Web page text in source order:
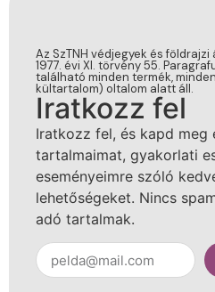
Az SzTNH védjegyek és
1977. évi XI. törvény 55.
található minden termék,
kültartalom) oltalom alatt áll.
Iratkozz fel
Iratkozz fel, és kapd meg
tartalmaimat, gyakorlati
eseményeimre szóló
lehetőségeket. Nincs
adó tartalmak.